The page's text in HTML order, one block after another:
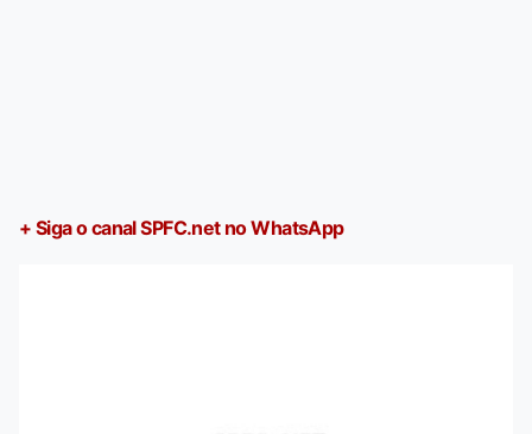
+ Siga o canal SPFC.net no WhatsApp